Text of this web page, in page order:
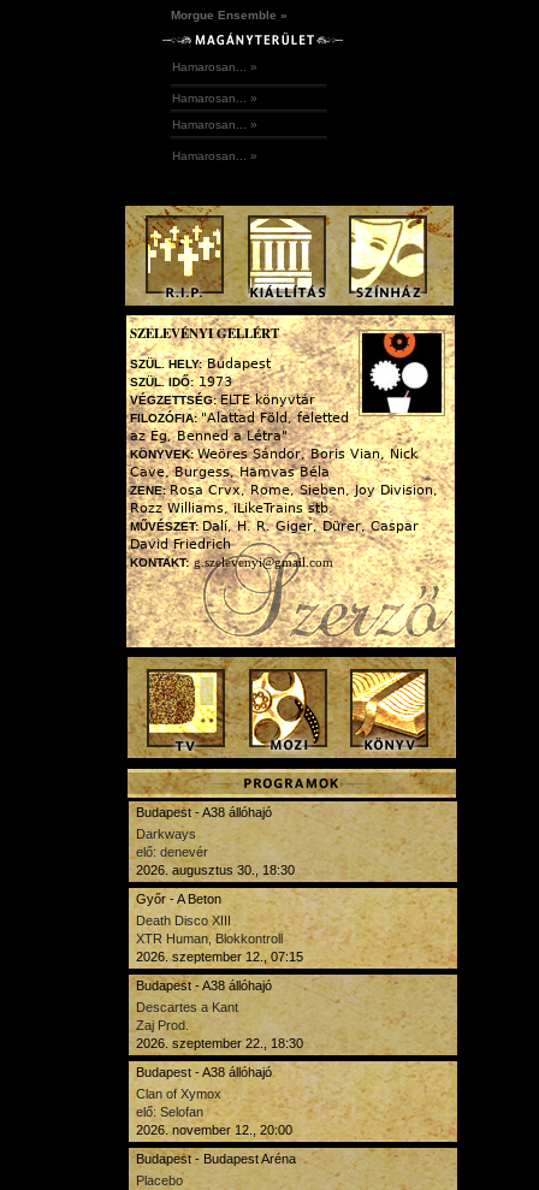
Morgue Ensemble »
Hamarosan... »
Hamarosan... »
Hamarosan... »
Hamarosan... »
SZELEVÉNYI GELLÉRT
SZÜL. HELY:Budapest
SZÜL. IDŐ: 1973
VÉGZETTSÉG:ELTE könyvtár
FILOZÓFIA:"Alattad Föld, feletted
az Ég, Benned a Létra"
KÖNYVEK:Weöres Sándor, Boris Vian, Nick
Cave, Burgess, Hamvas Béla
ZENE:Rosa Crvx, Rome, Sieben, Joy Division,
Rozz Williams, iLikeTrains stb.
MŰVÉSZET:Dalí, H. R. Giger, Dürer, Caspar
David Friedrich
KONTAKT: g.szelevenyi@gmail.com
Budapest - A38 állóhajó
Darkways
elő: denevér
2026. augusztus 30., 18:30
Győr - A Beton
Death Disco XIII
XTR Human, Blokkontroll
2026. szeptember 12., 07:15
Budapest - A38 állóhajó
Descartes a Kant
Zaj Prod.
2026. szeptember 22., 18:30
Budapest - A38 állóhajó
Clan of Xymox
elő: Selofan
2026. november 12., 20:00
Budapest - Budapest Aréna
Placebo